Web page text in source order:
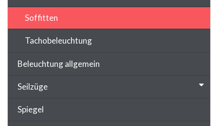
Soffitten
Tachobeleuchtung
Beleuchtung allgemein
Seilzüge
Spiegel